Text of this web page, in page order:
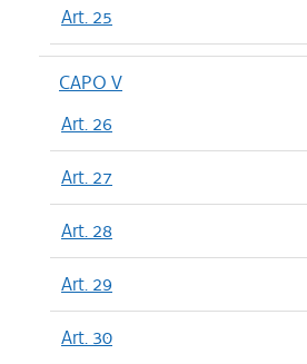
Art. 25
CAPO V
Art. 26
Art. 27
Art. 28
Art. 29
Art. 30